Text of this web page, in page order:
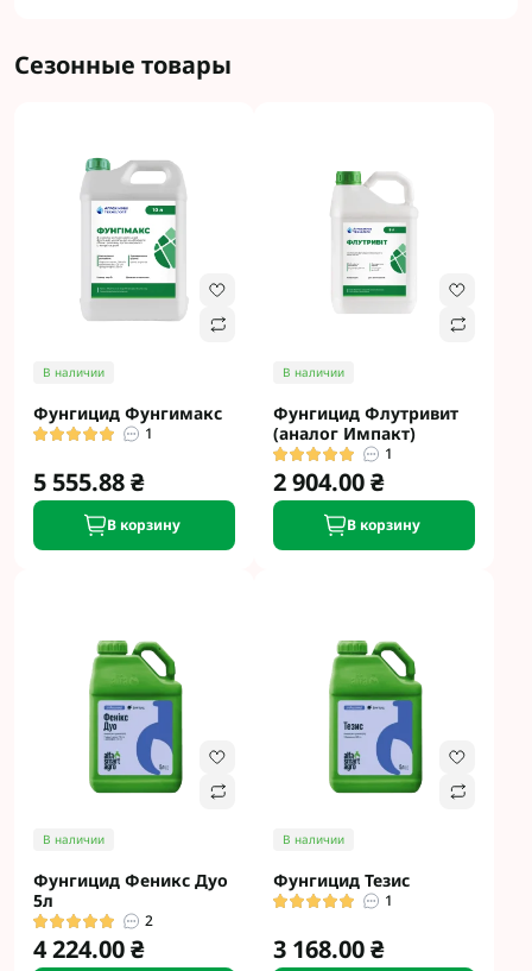
Сезонные товары
В наличии
Фунгицид Фунгимакс
1
5 555.88 ₴
В корзину
В наличии
Фунгицид Флутривит
(аналог Импакт)
1
2 904.00 ₴
В корзину
В наличии
Фунгицид Феникс Дуо
5л
2
4 224.00 ₴
В наличии
Фунгицид Тезис
1
3 168.00 ₴